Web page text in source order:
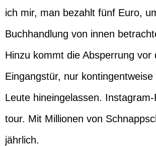
ich mir, man bezahlt fünf Euro,
Buchhandlung von innen
Hinzu kommt die Absperrung vor
Eingangstür, nur
Leute hineingelassen.
tour. Mit Millionen von
jährlich.